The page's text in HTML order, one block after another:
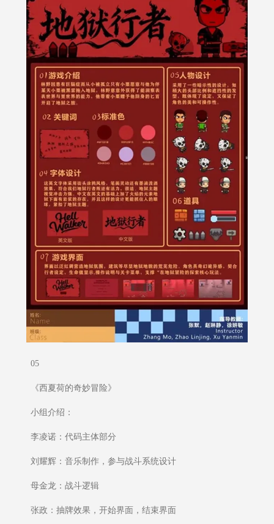
05
《西夏荷的奇妙冒险》
小组介绍：
李凌诺：代码主体部分
刘耀辉：音乐制作，参与战斗系统设计
母金龙：战斗逻辑
张政：抽牌效果，开始界面，结束界面